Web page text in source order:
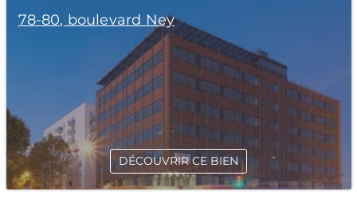
78-80, boulevard Ney
DÉCOUVRIR CE BIEN